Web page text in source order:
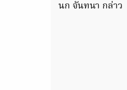
นก จันทนา กล่าว